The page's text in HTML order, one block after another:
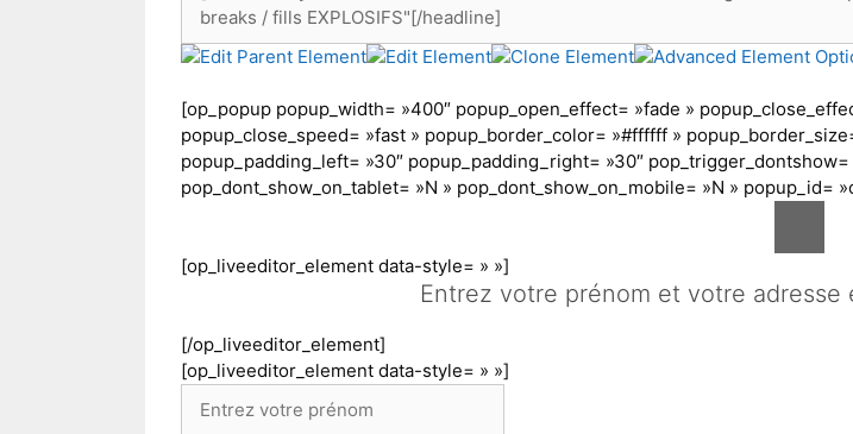
[op_popup popup_width= »400″ popup_open_effect= »fade »
popup_close_speed= »fast » popup_border_color= »#ffffff »
popup_padding_left= »30″ popup_padding_right= »30″
pop_dont_show_on_tablet= »N » pop_dont_show_on_mobile= »N » popup_id=
[op_liveeditor_element data-style= » »]
Entrez votre prénom et votre
[/op_liveeditor_element]
[op_liveeditor_element data-style= » »]